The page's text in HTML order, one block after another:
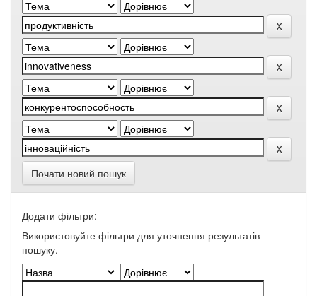
Почати новий пошук
Додати фільтри:
Використовуйте фільтри для уточнення результатів
пошуку.